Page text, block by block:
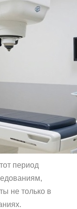
период
не только в